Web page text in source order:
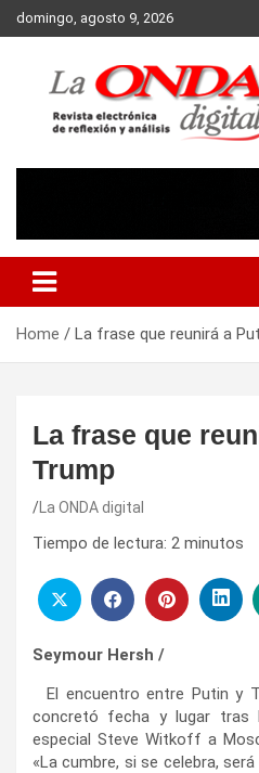
Skip
to
domingo, agosto 9, 2026
Home La frase que reunirá a
La frase que
Trump
La ONDA digital
Tiempo de lectura: 2 minutos
Seymour Hersh /
El encuentro entre Putin y
concretó fecha y lugar tras
especial Steve Witkoff a
«La cumbre, si se celebra,